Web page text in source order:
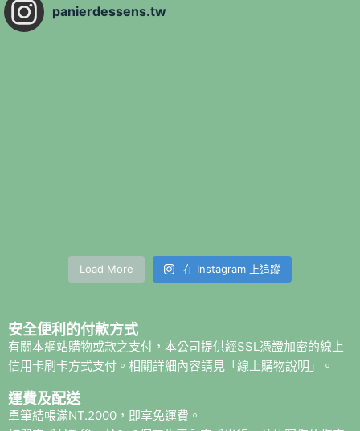
panierdessens.tw
Load More 在 Instagram 上追蹤
安全便利的付款方式
有關本網站購物或款之支付，本公司提供經SSL憑證加密的線上
信用卡刷卡方式支付。相關詳細內容請見「線上購物說明」。
運費及配送
單筆結帳滿NT.2000，即享免運費。